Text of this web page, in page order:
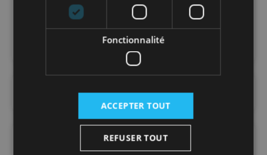
Matière PVC
DOCUMENTS
Fonctionnalité
ACCEPTER TOUT
REFUSER TOUT